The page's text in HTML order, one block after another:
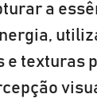
a
e texturas